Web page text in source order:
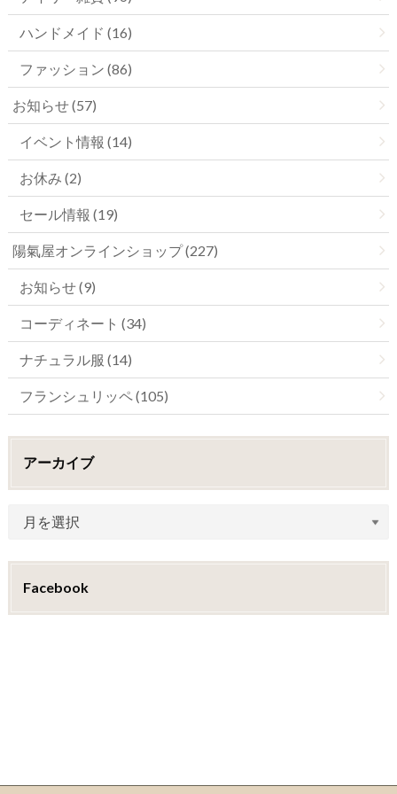
ハンドメイド (16)
ファッション (86)
お知らせ (57)
イベント情報 (14)
お休み (2)
セール情報 (19)
陽氣屋オンラインショップ (227)
お知らせ (9)
コーディネート (34)
ナチュラル服 (14)
フランシュリッペ (105)
アーカイブ
Facebook